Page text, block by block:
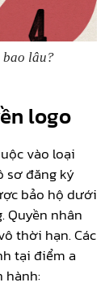
bao lâu?
logo
vào loại
sơ đăng ký
bảo hộ dưới
Quyền nhân
thời hạn. Các
tại điểm a
hành: